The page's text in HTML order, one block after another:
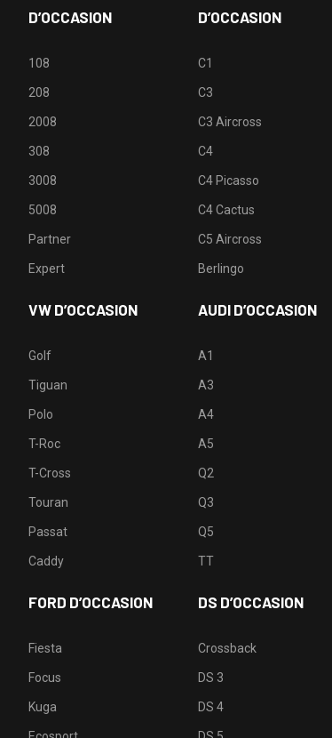
D’OCCASION
108
208
2008
308
3008
5008
Partner
Expert
VW D’OCCASION
Golf
Tiguan
Polo
T-Roc
T-Cross
Touran
Passat
Caddy
FORD D’OCCASION
Fiesta
Focus
Kuga
D’OCCASION
C1
C3
C3 Aircross
C4
C4 Picasso
C4 Cactus
C5 Aircross
Berlingo
AUDI D’OCCASION
A1
A3
A4
A5
Q2
Q3
Q5
TT
DS D’OCCASION
Crossback
DS 3
DS 4